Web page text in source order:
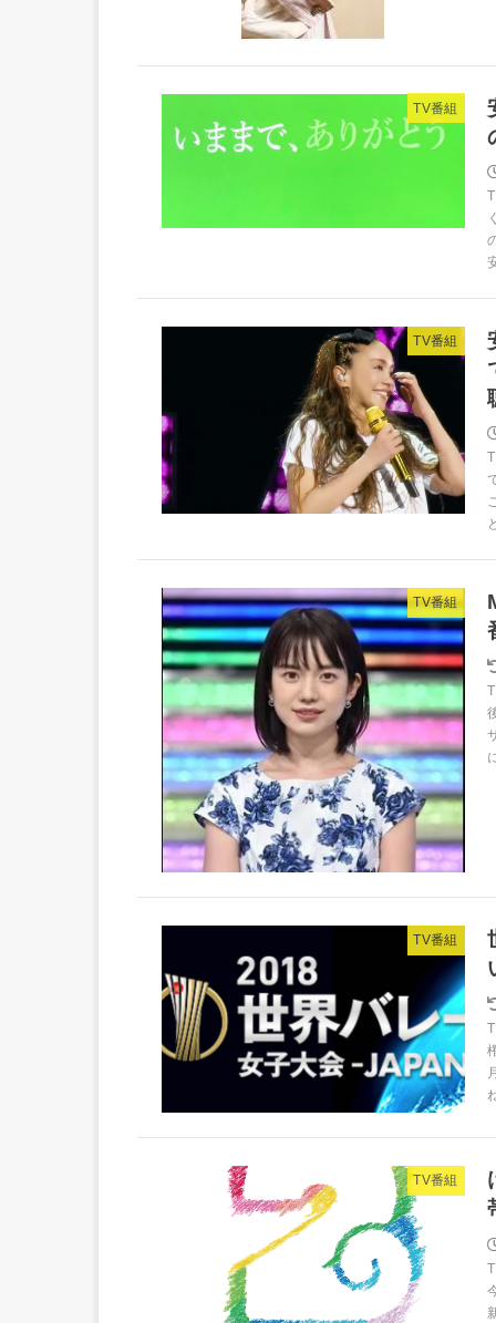
TV番組
TV番組
TV番組
TV番組
TV番組